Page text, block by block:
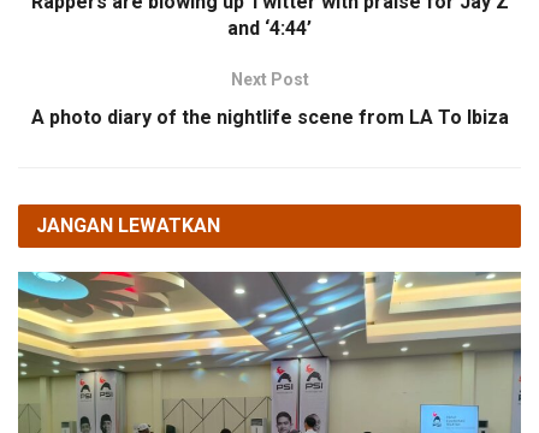
and ‘4:44’
Next Post
A photo diary of the nightlife scene from LA To Ibiza
JANGAN LEWATKAN